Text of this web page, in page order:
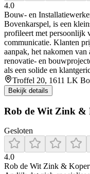
4.0
Bouw‑ en
Bovenkarspel, is een
profileert met persoonlijk
communicatie. Klanten
aanpak, het nakomen
renovatie- en
als een solide en
Troffel 20, 1611 LK
Bekijk details
Rob de Wit Zink &
Gesloten
4.0
Rob de Wit Zink &